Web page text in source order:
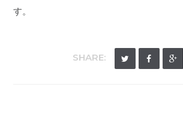
す。
SHARE: